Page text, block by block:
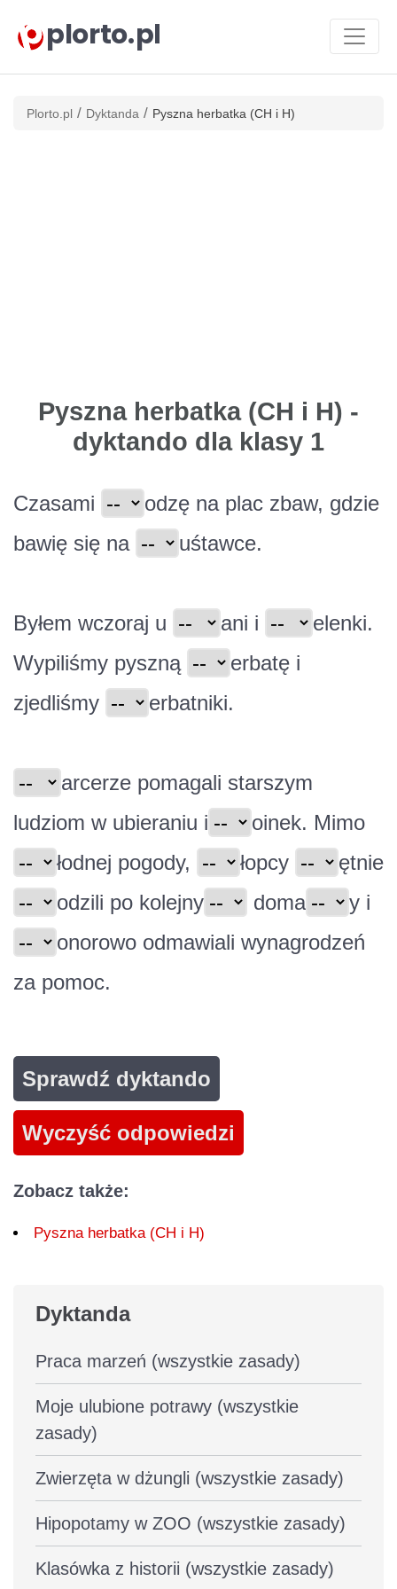
plorto.pl
Plorto.pl / Dyktanda / Pyszna herbatka (CH i H)
Pyszna herbatka (CH i H) -
dyktando dla klasy 1
Czasami
odzę na plac zbaw, gdzie
bawię się na
uśtawce.
Byłem wczoraj u ani i
elenki.
Wypiliśmy pyszną
erbatę i
zjedliśmy
erbatniki.
arcerze pomagali starszym
ludziom w ubieraniu i
oinek. Mimo
łodnej pogody,
łopcy
ętnie
odzili po kolejny
doma
y i
onorowo odmawiali wynagrodzeń
za pomoc.
Sprawdź dyktando
Wyczyść odpowiedzi
Zobacz także:
Pyszna herbatka (CH i H)
Dyktanda
Praca marzeń (wszystkie zasady)
Moje ulubione potrawy (wszystkie
zasady)
Zwierzęta w dżungli (wszystkie zasady)
Hipopotamy w ZOO (wszystkie zasady)
Klasówka z historii (wszystkie zasady)